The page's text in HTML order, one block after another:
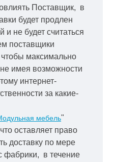
Поставщик, в
будет продлен
не будет считаться
поставщики
максимально
имея возможности
интернет-
за какие-
мебель"
оставляет право
доставку по мере
фабрики, в течение